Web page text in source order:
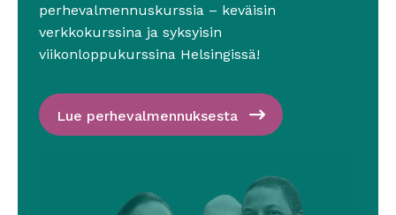
perhevalmennuskurssia – keväisin
verkkokurssina ja syksyisin
viikonloppukurssina Helsingissä!
Lue perhevalmennuksesta